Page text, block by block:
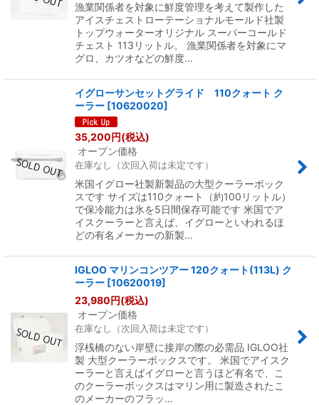
漁業関係者を対象に鮮度管理を考えて製作した
アイスチェストローテーショナルモールド社製
トップウォーターオリジナル スーパーコールド
チェスト 113リットル。 漁業関係者を対象にマ
グロ、カツオなどの鮮度…
イグローサンセットグライド 110クォート ク
ーラー [10620020]
35,200円(税込)
オープン価格
在庫なし（次回入荷は未定です）
米国イグロー社製新製品の大型クーラーボック
スです サイズは110クォート（約100リットル）
で保冷能力は氷を5日間保存可能です 米国でア
イスクーラーと言えば、イグローといわれるほ
どの有名メーカーの新製…
IGLOO マリンコンツアー 120クォート(113L) ク
ーラー [10620019]
23,980円(税込)
オープン価格
在庫なし（次回入荷は未定です）
浮桟橋のない岸壁に接岸の際の必需品 IGLOO社
製 大型クーラーボックスです。 米国でアイスク
ーラーと言えばイグローと言うほど有名で、こ
のクーラーボックスはマリン用に製造されたこ
のメーカーのフラッ…